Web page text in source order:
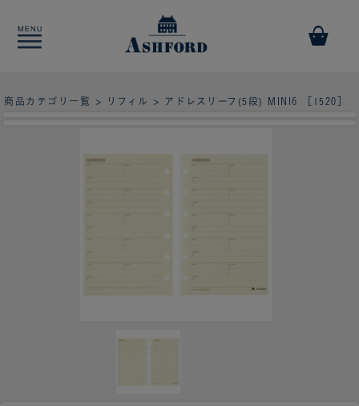
商品カテゴリ一覧 > リフィル > アドレスリーフ(5段) MINI6 ［1520］